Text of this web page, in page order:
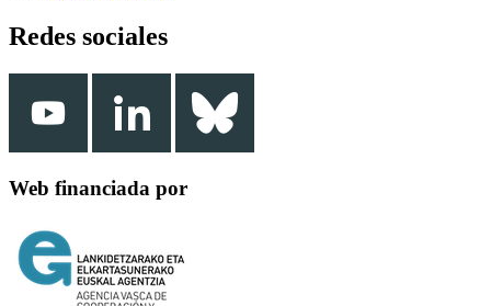
Redes sociales
Web financiada por